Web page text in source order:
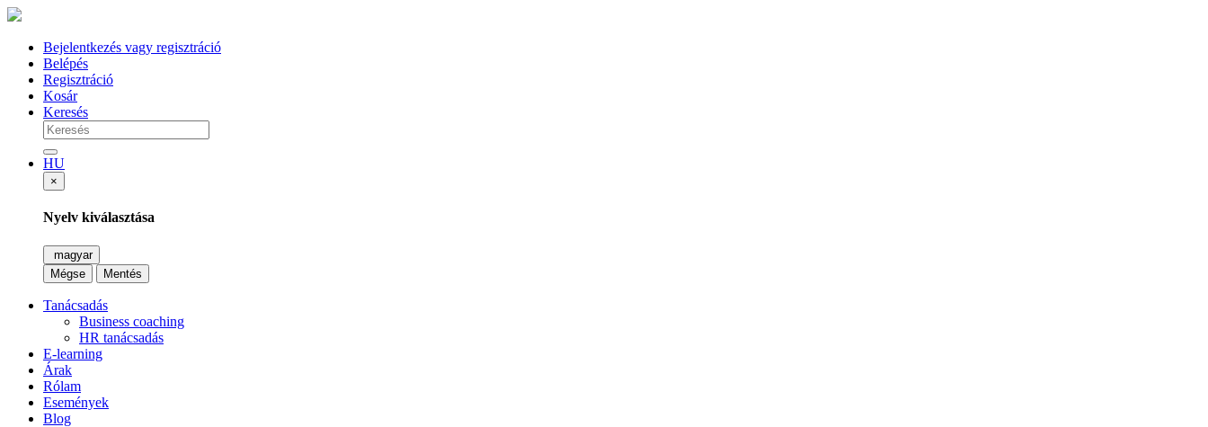
Bejelentkezés vagy regisztráció
Belépés
Regisztráció
Kosár
Keresés
HU
×
Nyelv kiválasztása
magyar
Mégse
Mentés
Tanácsadás
Business coaching
HR tanácsadás
E-learning
Árak
Rólam
Események
Blog